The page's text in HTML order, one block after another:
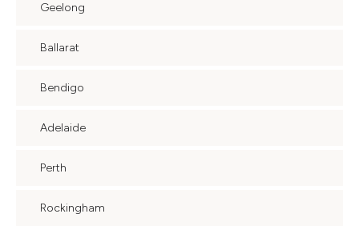
Geelong
Ballarat
Bendigo
Adelaide
Perth
Rockingham